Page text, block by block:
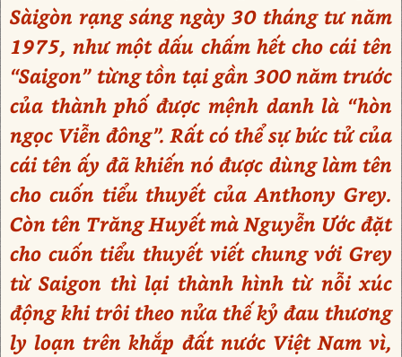
Sàigòn rạng sáng ngày 30 tháng tư năm
1975, như một dấu chấm hết cho cái tên
“Saigon” từng tồn tại gần 300 năm trước
của thành phố được mệnh danh là “hòn
ngọc Viễn đông”. Rất có thể sự bức tử của
cái tên ấy đã khiến nó được dùng làm tên
cho cuốn tiểu thuyết của Anthony Grey.
Còn tên Trăng Huyết mà Nguyễn Ước đặt
cho cuốn tiểu thuyết viết chung với Grey
từ Saigon thì lại thành hình từ nỗi xúc
động khi trôi theo nửa thế kỷ đau thương
ly loạn trên khắp đất nước Việt Nam vì,